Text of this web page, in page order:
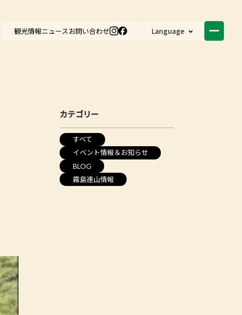
観光情報ニュース お問い合わせ Language
カテゴリー
すべて
イベント情報＆お知らせ
BLOG
霧島連山情報